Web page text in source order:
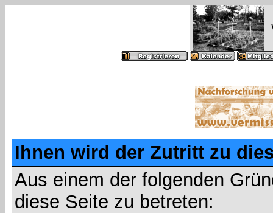
Ihnen wird der Zutritt zu
Aus einem der folgenden
diese Seite zu betreten: